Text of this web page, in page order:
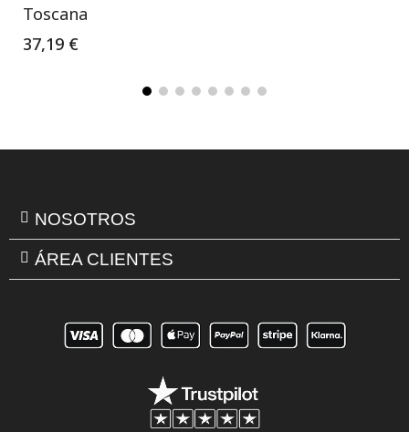
Toscana
37,19 €
NOSOTROS
ÁREA CLIENTES